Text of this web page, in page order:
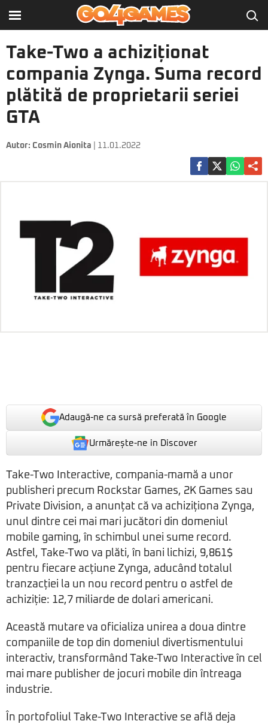
Take-Two a achiziționat
compania Zynga. Suma record
plătită de proprietarii seriei
GTA
Autor: Cosmin Aionita | 11.01.2022
Adaugă-ne ca sursă preferată în Google
Urmărește-ne in Discover
Take-Two Interactive, compania-mamă a unor
publisheri precum Rockstar Games, 2K Games sau
Private Division, a anunțat că va achiziționa Zynga,
unul dintre cei mai mari jucători din domeniul
mobile gaming, în schimbul unei sume record.
Astfel, Take-Two va plăti, în bani lichizi, 9,861$
pentru fiecare acțiune Zynga, aducând totalul
tranzacției la un nou record pentru o astfel de
achiziție: 12,7 miliarde de dolari americani.
Această mutare va oficializa unirea a doua dintre
companiile de top din domeniul divertismentului
interactiv, transformând Take-Two Interactive în cel
mai mare publisher de jocuri mobile din întreaga
industrie.
În portofoliul Take-Two Interactive se află deja